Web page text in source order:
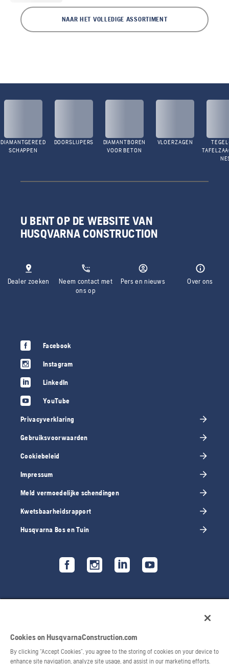
NAAR HET VOLLEDIGE ASSORTIMENT
DIAMANTGEREED
SCHAPPEN
DOORSLIJPERS
DIAMANTBOREN
VOOR BETON
VLOERZAGEN
U BENT OP DE WEBSITE VAN
HUSQVARNA CONSTRUCTION
Dealer zoeken
Neem contact met
ons op
Pers en nieuws Over ons
Facebook
Instagram
LinkedIn
YouTube
Privacyverklaring
Gebruiksvoorwaarden
Cookiebeleid
Impressum
Meld vermoedelijke schendingen
Kwetsbaarheidsrapport
Husqvarna Bos en Tuin
Cookies on HusqvarnaConstruction.com
By clicking “Accept Cookies”, you agree to the storing of cookies on your device to
enhance site navigation, analyze site usage, and assist in our marketing efforts.